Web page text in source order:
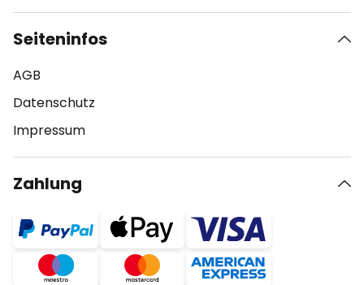
Seiteninfos
AGB
Datenschutz
Impressum
Zahlung